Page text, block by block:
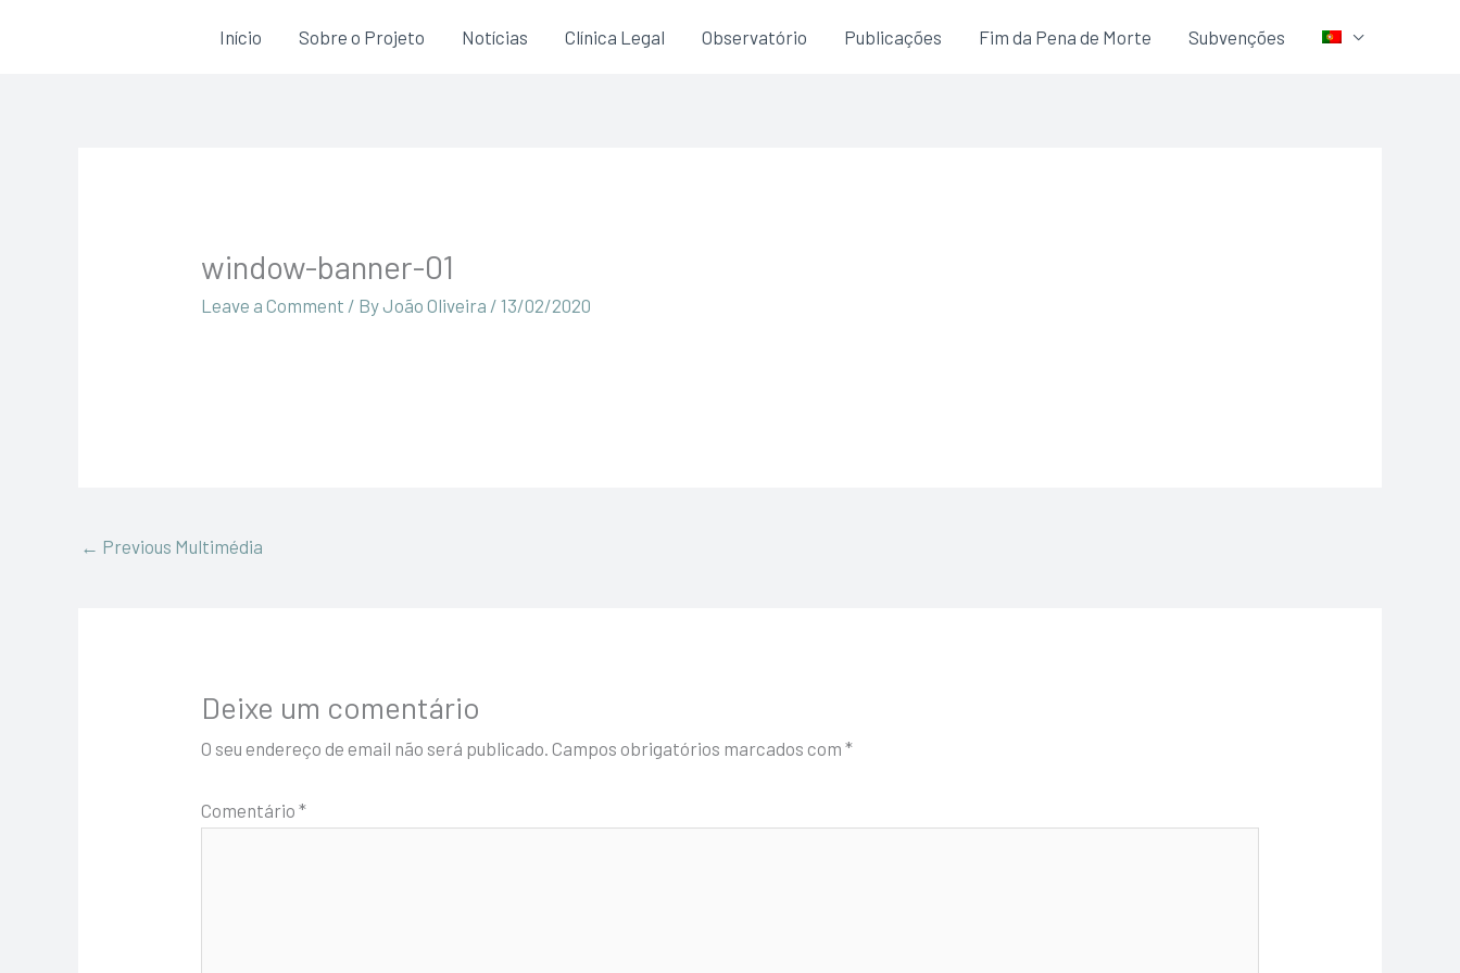
Início Sobre o Projeto Notícias Clínica Legal Observatório Publicações Fim da Pena de Morte Subvenções
window-banner-01
Leave a Comment / ByJoão Oliveira /13/02/2020
← Previous Multimédia
Deixe um comentário
O seu endereço de email não será publicado. Campos obrigatórios marcados com*
Comentário*